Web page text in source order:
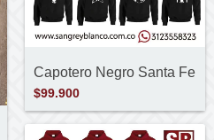
Capotero Negro Santa Fe
$99.900